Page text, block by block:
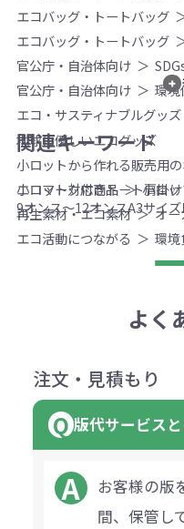
エコバッグ・トートバッグ
エコバッグ・トートバッグ
官公庁・自治体向け
官公庁・自治体向け
環境
エコ・サスティナブルグッズ
地球に優しいエコグッズ
小ロットから作れる販売用
小ロット対応商品
小ロ
再生素材・エコ素材
オ
エコ活動につながる
環境
関連キーワード
エコマーク付きトート肩掛け
9オンス～12オンスA3サイ
よく
注文・見積もり
版代サービス
お客様の版
間、保管し